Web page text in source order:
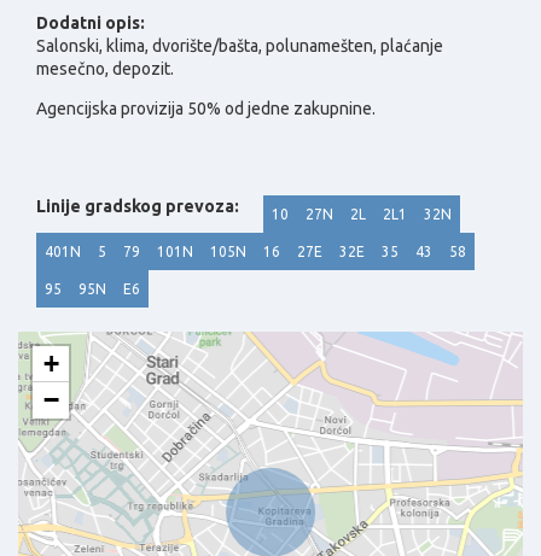
Dodatni opis:
Salonski, klima, dvorište/bašta, polunamešten, plaćanje
mesečno, depozit.
Agencijska provizija 50% od jedne zakupnine.
Linije gradskog prevoza: 10 27N 2L 2L1 32N
401N 5 79 101N 105N 16 27E 32E 35 43 58
95 95N E6
+
−